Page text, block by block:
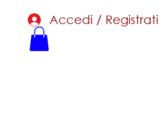
Accedi / Registrati